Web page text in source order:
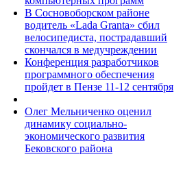
В Сосновоборском районе
водитель «Lada Granta» сбил
велосипедиста, пострадавший
скончался в медучреждении
Конференция разработчиков
программного обеспечения
пройдет в Пензе 11-12 сентября
Олег Мельниченко оценил
динамику социально-
экономического развития
Бековского района